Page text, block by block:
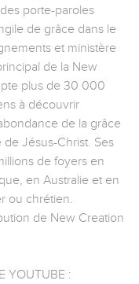
porte-paroles
de grâce dans le
et ministère
de la New
plus de 30 000
à découvrir
de la grâce
de Jésus-Christ. Ses
de foyers en
en Australie et en
ou chrétien.
de New Creation
YOUTUBE :